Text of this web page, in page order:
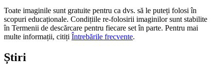
Toate imaginile sunt gratuite pentru ca dvs. să le puteți folosi în
scopuri educaționale. Condițiile re-folosirii imaginilor sunt stabilite
în Termenii de descărcare pentru fiecare set în parte. Pentru mai
multe informații, citiți Întrebările frecvente.
Știri